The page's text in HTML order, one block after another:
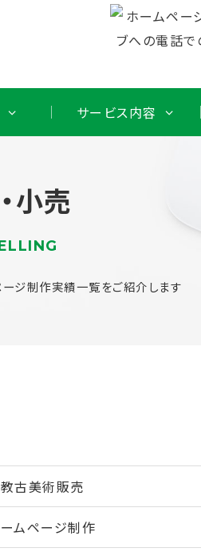
サービス内容
小売
ジ制作実績一覧をご紹介します
古美術販売
ムページ制作